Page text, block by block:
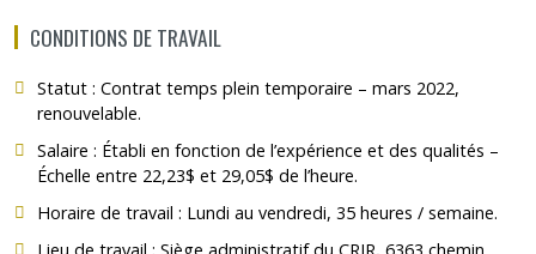
CONDITIONS DE TRAVAIL
Statut : Contrat temps plein temporaire – mars 2022,
renouvelable.
Salaire : Établi en fonction de l’expérience et des qualités –
Échelle entre 22,23$ et 29,05$ de l’heure.
Horaire de travail : Lundi au vendredi, 35 heures / semaine.